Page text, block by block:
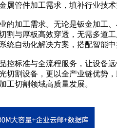
属管件加工需求，填补行业技术
的加工需求。无论是钣金加工
与厚板高效穿透，无需多道
自动化解决方案，搭配智能
控标准与全流程服务，让设备
切割设备，更以全产业链优势
工切割领域高质量发展。